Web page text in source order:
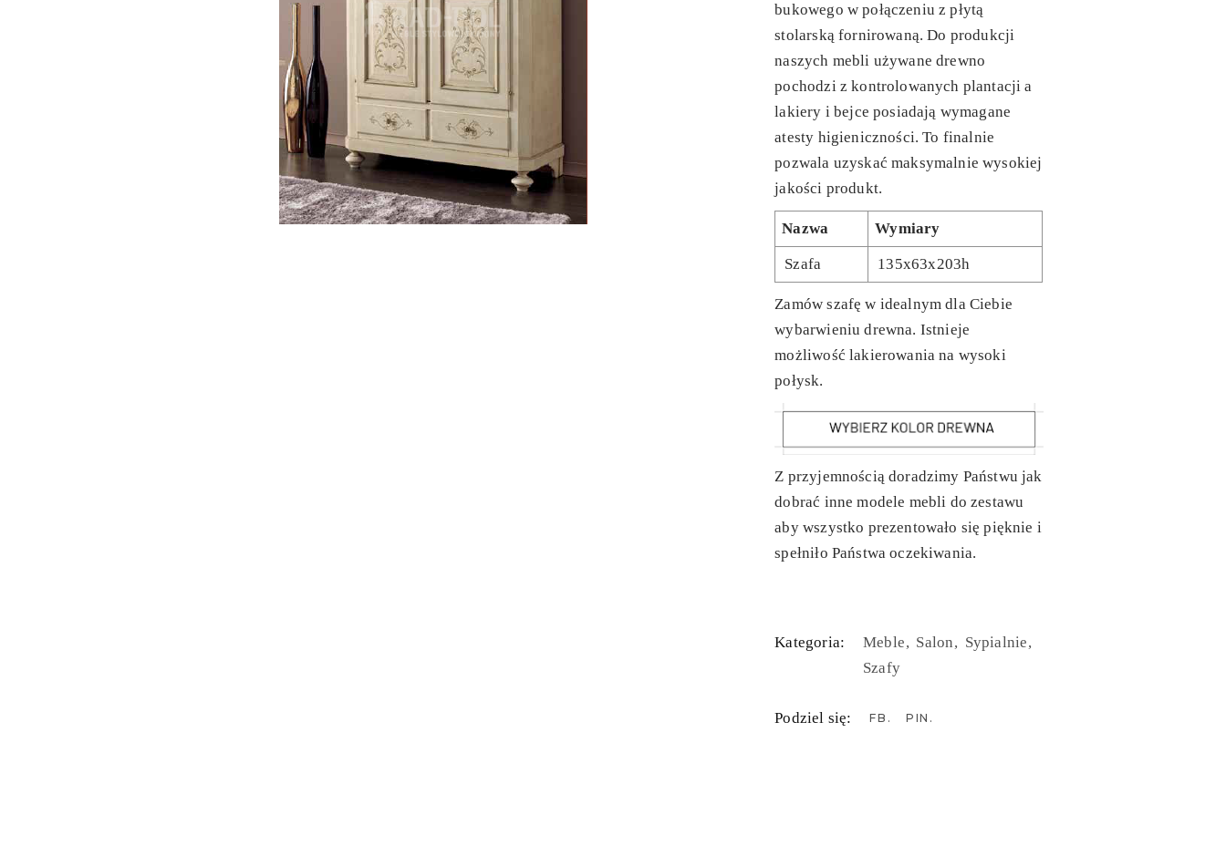
bukowego w połączeniu z płytą
stolarską fornirowaną. Do produkcji
naszych mebli używane drewno
pochodzi z kontrolowanych plantacji a
lakiery i bejce posiadają wymagane
atesty higieniczności. To finalnie
pozwala uzyskać maksymalnie wysokiej
jakości produkt.
Nazwa Wymiary
Szafa 135x63x203h
Zamów szafę w idealnym dla Ciebie
wybarwieniu drewna. Istnieje
możliwość lakierowania na wysoki
połysk.
Z przyjemnością doradzimy Państwu jak
dobrać inne modele mebli do zestawu
aby wszystko prezentowało się pięknie i
spełniło Państwa oczekiwania.
Kategoria: Meble Salon Sypialnie
Szafy
Podziel się: FB PIN